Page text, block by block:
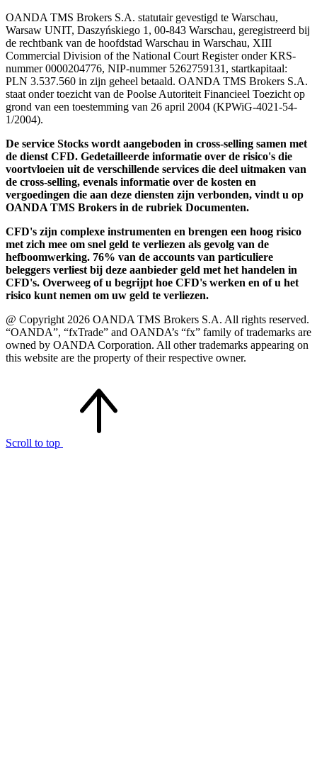
OANDA TMS Brokers S.A. statutair gevestigd te Warschau,
Warsaw UNIT, Daszyńskiego 1, 00-843 Warschau, geregistreerd bij
de rechtbank van de hoofdstad Warschau in Warschau, XIII
Commercial Division of the National Court Register onder KRS-
nummer 0000204776, NIP-nummer 5262759131, startkapitaal:
PLN 3.537.560 in zijn geheel betaald. OANDA TMS Brokers S.A.
staat onder toezicht van de Poolse Autoriteit Financieel Toezicht op
grond van een toestemming van 26 april 2004 (KPWiG-4021-54-
1/2004).
De service Stocks wordt aangeboden in cross-selling samen met
de dienst CFD. Gedetailleerde informatie over de risico's die
voortvloeien uit de verschillende services die deel uitmaken van
de cross-selling, evenals informatie over de kosten en
vergoedingen die aan deze diensten zijn verbonden, vindt u op
OANDA TMS Brokers in de rubriek Documenten.
CFD's zijn complexe instrumenten en brengen een hoog risico
met zich mee om snel geld te verliezen als gevolg van de
hefboomwerking. 76% van de accounts van particuliere
beleggers verliest bij deze aanbieder geld met het handelen in
CFD's. Overweeg of u begrijpt hoe CFD's werken en of u het
risico kunt nemen om uw geld te verliezen.
@ Copyright 2026 OANDA TMS Brokers S.A. All rights reserved.
“OANDA”, “fxTrade” and OANDA’s “fx” family of trademarks are
owned by OANDA Corporation. All other trademarks appearing on
this website are the property of their respective owner.
Scroll to top